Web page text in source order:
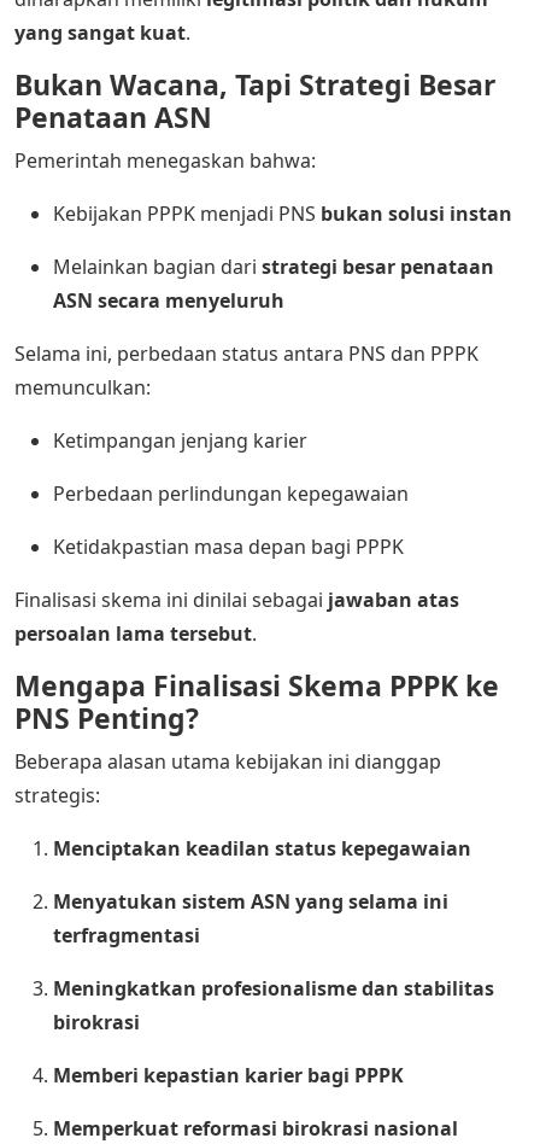
yang sangat kuat.
Bukan Wacana, Tapi Strategi Besar
Penataan ASN
Pemerintah menegaskan bahwa:
Kebijakan PPPK menjadi PNS bukan solusi instan
Melainkan bagian dari strategi besar penataan
ASN secara menyeluruh
Selama ini, perbedaan status antara PNS dan PPPK
memunculkan:
Ketimpangan jenjang karier
Perbedaan perlindungan kepegawaian
Ketidakpastian masa depan bagi PPPK
Finalisasi skema ini dinilai sebagai jawaban atas
persoalan lama tersebut.
Mengapa Finalisasi Skema PPPK ke
PNS Penting?
Beberapa alasan utama kebijakan ini dianggap
strategis:
Menciptakan keadilan status kepegawaian
Menyatukan sistem ASN yang selama ini
terfragmentasi
Meningkatkan profesionalisme dan stabilitas
birokrasi
Memberi kepastian karier bagi PPPK
Memperkuat reformasi birokrasi nasional